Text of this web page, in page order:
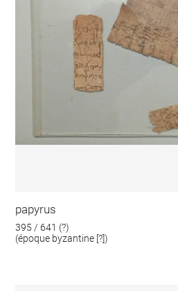
papyrus
395 / 641 (?)
(époque byzantine [?])